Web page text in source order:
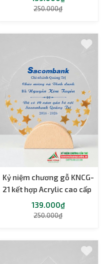
250.000₫
Kỷ niệm chương gỗ KNCG-
21 kết hợp Acrylic cao cấp
139.000₫
250.000₫